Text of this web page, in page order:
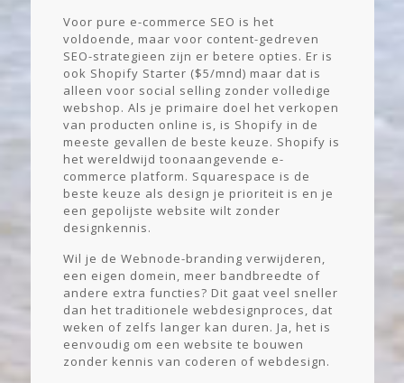
Voor pure e-commerce SEO is het
voldoende, maar voor content-gedreven
SEO-strategieen zijn er betere opties. Er is
ook Shopify Starter ($5/mnd) maar dat is
alleen voor social selling zonder volledige
webshop. Als je primaire doel het verkopen
van producten online is, is Shopify in de
meeste gevallen de beste keuze. Shopify is
het wereldwijd toonaangevende e-
commerce platform. Squarespace is de
beste keuze als design je prioriteit is en je
een gepolijste website wilt zonder
designkennis.
Wil je de Webnode-branding verwijderen,
een eigen domein, meer bandbreedte of
andere extra functies? Dit gaat veel sneller
dan het traditionele webdesignproces, dat
weken of zelfs langer kan duren. Ja, het is
eenvoudig om een website te bouwen
zonder kennis van coderen of webdesign.